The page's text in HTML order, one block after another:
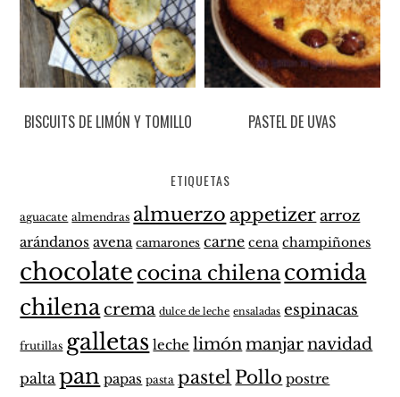
BISCUITS DE LIMÓN Y TOMILLO PASTEL DE UVAS
ETIQUETAS
aguacate almendras almuerzo appetizer arroz
arándanos avena camarones carne cena champiñones
chocolate cocina chilenacomida
chilenacrema dulce de leche ensaladas espinacas
frutillas galletas leche limónmanjarnavidad
palta pan papas pasta pastel Pollo postre